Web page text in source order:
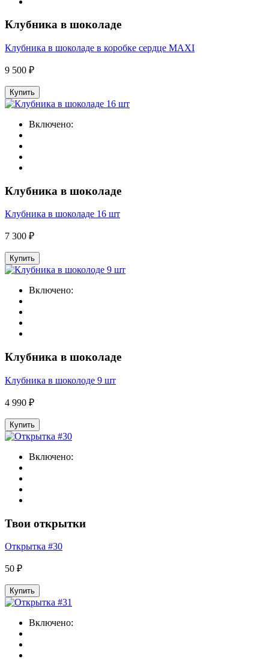
Клубника в шоколаде
Клубника в шоколаде в коробке сердце MAXI
9 500 ₽
Купить
Включено:
Клубника в шоколаде
Клубника в шоколаде 16 шт
7 300 ₽
Купить
Включено:
Клубника в шоколаде
Клубника в шоколоде 9 шт
4 990 ₽
Купить
Включено:
Твои открытки
Открытка #30
50 ₽
Купить
Включено: